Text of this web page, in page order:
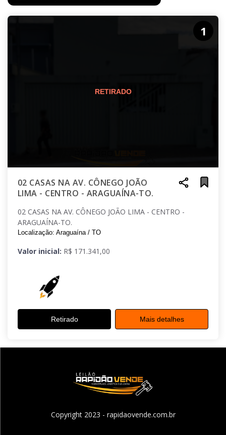
1
02 CASAS NA AV. CÔNEGO JOÃO
LIMA - CENTRO - ARAGUAÍNA-TO.
02 CASAS NA AV. CÔNEGO JOÃO LIMA - CENTRO -
ARAGUAÍNA-TO.
Localização: Araguaína / TO
Valor inicial: R$ 171.341,00
Retirado Mais detalhes
Copyright 2023 - rapidaovende.com.br